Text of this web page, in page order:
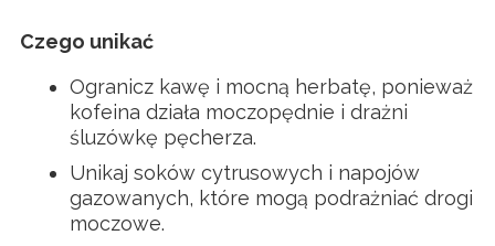
Czego unikać
Ogranicz kawę i mocną herbatę, ponieważ
kofeina działa moczopędnie i drażni
śluzówkę pęcherza.
Unikaj soków cytrusowych i napojów
gazowanych, które mogą podrażniać drogi
moczowe.